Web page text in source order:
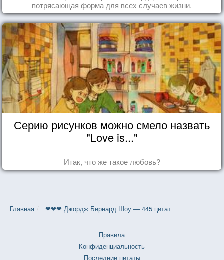
потрясающая форма для всех случаев жизни.
Серию рисунков можно смело назвать
"Love is..."
Итак, что же такое любовь?
Главная ❤❤❤ Джордж Бернард Шоу — 445 цитат
Правила
Конфиденциальность
Последние цитаты